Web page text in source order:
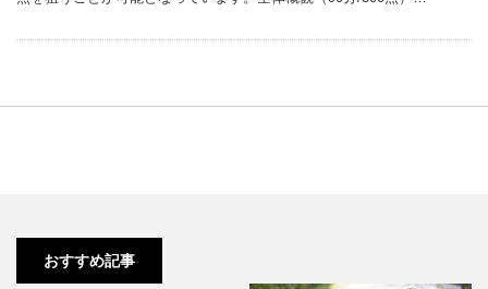
おすすめ記事
【高校3年生】模試、学校の偏差
値が両方とも50しかない僕…